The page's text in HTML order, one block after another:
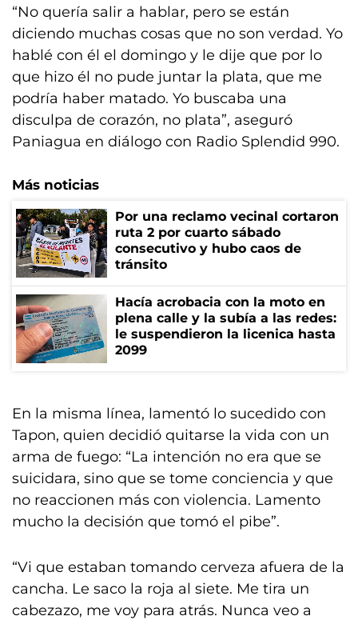
“No quería salir a hablar, pero se están
diciendo muchas cosas que no son verdad. Yo
hablé con él el domingo y le dije que por lo
que hizo él no pude juntar la plata, que me
podría haber matado. Yo buscaba una
disculpa de corazón, no plata”, aseguró
Paniagua en diálogo con Radio Splendid 990.
Más noticias
Por una reclamo vecinal cortaron
ruta 2 por cuarto sábado
consecutivo y hubo caos de
tránsito
Hacía acrobacia con la moto en
plena calle y la subía a las redes:
le suspendieron la licenica hasta
2099
En la misma línea, lamentó lo sucedido con
Tapon, quien decidió quitarse la vida con un
arma de fuego: “La intención no era que se
suicidara, sino que se tome conciencia y que
no reaccionen más con violencia. Lamento
mucho la decisión que tomó el pibe”.
“Vi que estaban tomando cerveza afuera de la
cancha. Le saco la roja al siete. Me tira un
cabezazo, me voy para atrás. Nunca veo a